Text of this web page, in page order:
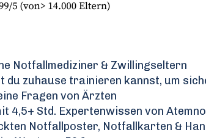
Notfallmediziner & Zwillingseltern
du zuhause trainieren kannst, um
Fragen von Ärzten
4,5+ Std. Expertenwissen von
Notfallposter, Notfallkarten &